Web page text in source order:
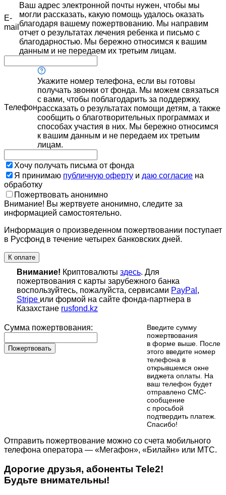
E-
mail
Ваш адрес электронной почты нужен, чтобы мы
могли рассказать, какую помощь удалось оказать
благодаря вашему пожертвованию. Мы направим
отчет о результатах лечения ребенка и письмо с
благодарностью. Мы бережно относимся к вашим
данным и не передаем их третьим лицам.
Телефон
Укажите номер телефона, если вы готовы
получать звонки от фонда. Мы можем связаться
с вами, чтобы поблагодарить за поддержку,
рассказать о результатах помощи детям, а также
сообщить о благотворительных программах и
способах участия в них. Мы бережно относимся
к вашим данным и не передаем их третьим
лицам.
Хочу получать письма от фонда
Я принимаю публичную оферту и даю согласие на
обработку
Пожертвовать анонимно
Внимание! Вы жертвуете анонимно, следите за
информацией самостоятельно.
Информация о произведенном пожертвовании поступает
в Русфонд в течение четырех банковских дней.
К оплате
Внимание! Криптовалюты здесь. Для
пожертвования с карты зарубежного банка
воспользуйтесь, пожалуйста, сервисами PayPal ,
Stripe или формой на сайте фонда-партнера в
Казахстане rusfond.kz
Сумма пожертвования:
Пожертвовать
Введите сумму
пожертвования
в форме выше. После
этого введите номер
телефона в
открывшемся окне
виджета оплаты. На
ваш телефон будет
отправлено СМС-
сообщение
с просьбой
подтвердить платеж.
Cпасибо!
Отправить пожертвование можно со счета мобильного
телефона оператора — «Мегафон», «Билайн» или МТС.
Дорогие друзья, абоненты Tele2!
Будьте внимательны!